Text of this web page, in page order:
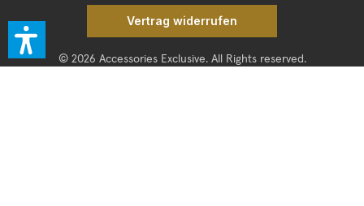
Vertrag widerrufen
© 2026 Accessories Exclusive. All Rights reserved.